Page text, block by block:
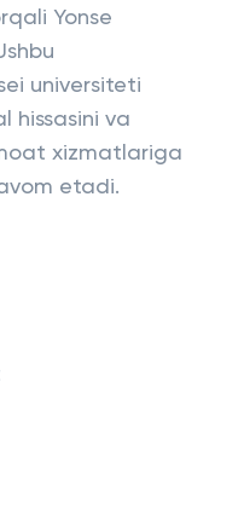
Yonse
universiteti
hissasini va
xizmatlariga
etadi.